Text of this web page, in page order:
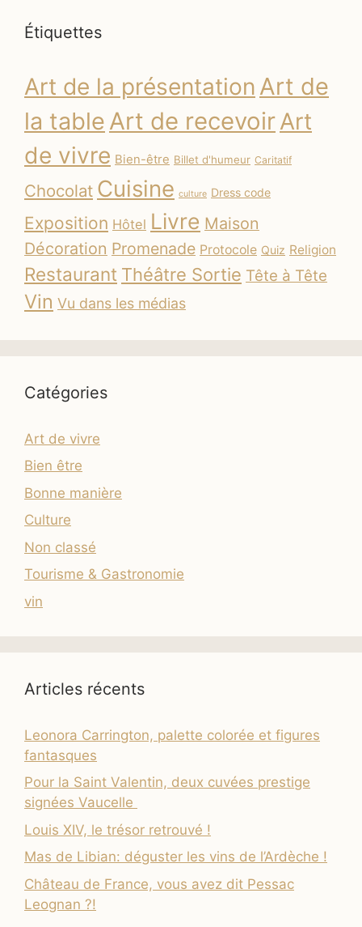
Étiquettes
Art de la présentation Art de
la table Art de recevoirArt
de vivre Bien-être Billet d'humeur Caritatif
Chocolat Cuisine culture Dress code
Exposition Hôtel Livre Maison
Décoration Promenade Protocole Quiz Religion
Restaurant Théâtre Sortie Tête à Tête
Vin Vu dans les médias
Catégories
Art de vivre
Bien être
Bonne manière
Culture
Non classé
Tourisme & Gastronomie
vin
Articles récents
Leonora Carrington, palette colorée et figures
fantasques
Pour la Saint Valentin, deux cuvées prestige
signées Vaucelle
Louis XIV, le trésor retrouvé !
Mas de Libian: déguster les vins de l’Ardèche !
Château de France, vous avez dit Pessac
Leognan ?!